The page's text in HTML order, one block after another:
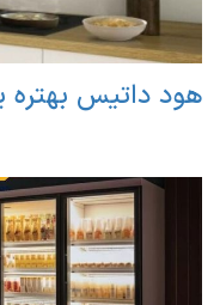
هود داتیس بهتره